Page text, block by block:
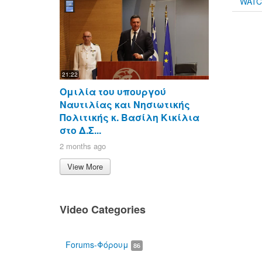
21:22
Ομιλία του υπουργού
Ναυτιλίας και Νησιωτικής
Πολιτικής κ. Βασίλη Κικίλια
στο Δ.Σ...
2 months ago
View More
Video Categories
Forums-Φόρουμ 86